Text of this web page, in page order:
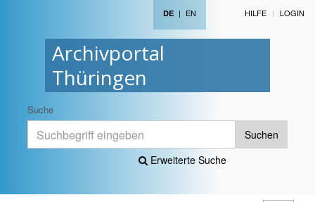
Archivportal
Thüringen
DE | EN HILFE LOGIN
Suche
Suchen
Erweiterte Suche